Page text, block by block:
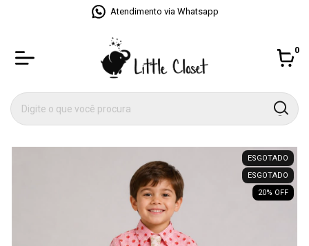
Atendimento via Whatsapp
0
ESGOTADO
ESGOTADO
20% OFF